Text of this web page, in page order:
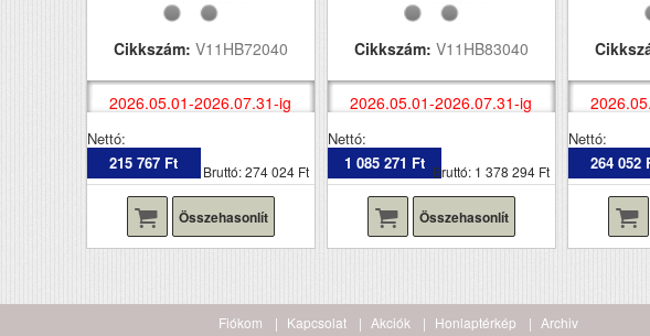
Cikkszám: V11HB72040
2026.05.01-2026.07.31-ig
Nettó:
215 767 Ft
Bruttó: 274 024 Ft
Összehasonlít
Cikkszám: V11HB83040
2026.05.01-2026.07.31-ig
Nettó:
1 085 271 Ft Bruttó: 1 378 294 Ft
Összehasonlít
Nettó:
264 052
Fiókom Kapcsolat Akciók Honlaptérkép Archiv